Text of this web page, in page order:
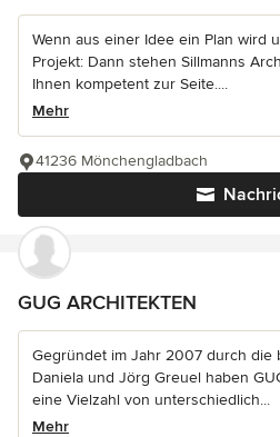
Wenn aus einer Idee ein Plan wird
Projekt: Dann stehen Sillmanns
Ihnen kompetent zur Seite....
Mehr
41236 Mönchengladbach
GUG ARCHITEKTEN
Gegründet im Jahr 2007 durch die
Daniela und Jörg Greuel haben
eine Vielzahl von unterschiedlich...
Mehr